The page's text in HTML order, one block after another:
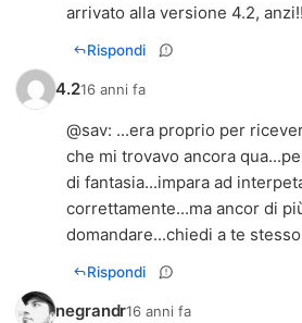
arrivato alla versione 4.2, anzi!!
Rispondi
4.216 anni fa
@sav: ...era proprio per
che mi trovavo ancora
di fantasia...impara ad
correttamente...ma ancor di
domandare...chiedi a te
Rispondi
negrandr16 anni fa